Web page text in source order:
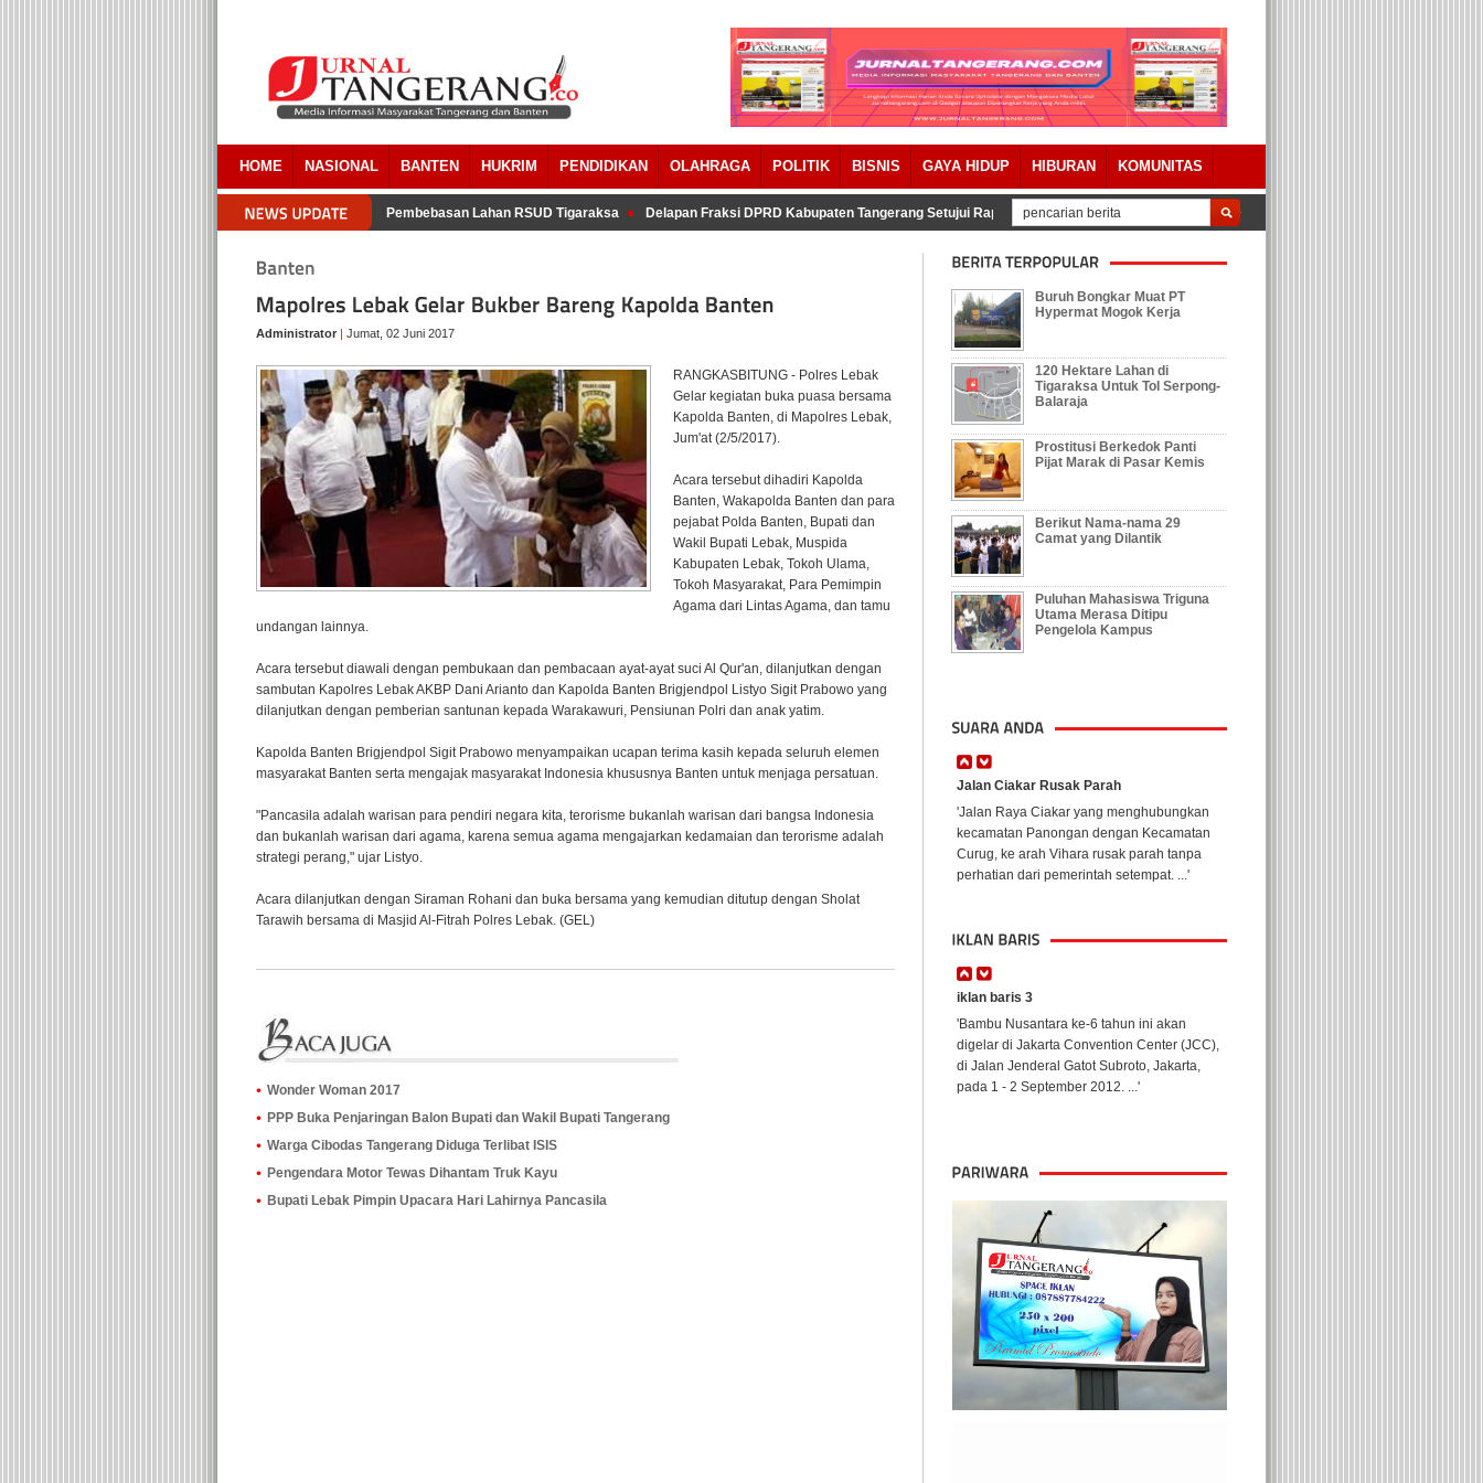
HOME NASIONAL BANTEN HUKRIM PENDIDIKAN OLAHRAGA POLITIK BISNIS GAYA HIDUP HIBURAN KOMUNITAS
Pengacara Pemkab Tangerang Akui Ada Overlapping Pada Pembebasan Lahan RSUD Tigaraksa Delapan Fraksi DPRD Kabupaten Tangerang Setujui Raperda Pertanggungjawaban APBD 2023 Dengan Catatan
Administrator | Jumat, 02 Juni 2017
RANGKASBITUNG - Polres Lebak
Gelar kegiatan buka puasa bersama
Kapolda Banten, di Mapolres Lebak,
Jum'at (2/5/2017).
Acara tersebut dihadiri Kapolda
Banten, Wakapolda Banten dan para
pejabat Polda Banten, Bupati dan
Wakil Bupati Lebak, Muspida
Kabupaten Lebak, Tokoh Ulama,
Tokoh Masyarakat, Para Pemimpin
Agama dari Lintas Agama, dan tamu
undangan lainnya.
Acara tersebut diawali dengan pembukaan dan pembacaan ayat-ayat suci Al Qur'an, dilanjutkan dengan
sambutan Kapolres Lebak AKBP Dani Arianto dan Kapolda Banten Brigjendpol Listyo Sigit Prabowo yang
dilanjutkan dengan pemberian santunan kepada Warakawuri, Pensiunan Polri dan anak yatim.
Kapolda Banten Brigjendpol Sigit Prabowo menyampaikan ucapan terima kasih kepada seluruh elemen
masyarakat Banten serta mengajak masyarakat Indonesia khususnya Banten untuk menjaga persatuan.
"Pancasila adalah warisan para pendiri negara kita, terorisme bukanlah warisan dari bangsa Indonesia
dan bukanlah warisan dari agama, karena semua agama mengajarkan kedamaian dan terorisme adalah
strategi perang," ujar Listyo.
Acara dilanjutkan dengan Siraman Rohani dan buka bersama yang kemudian ditutup dengan Sholat
Tarawih bersama di Masjid Al-Fitrah Polres Lebak. (GEL)
Wonder Woman 2017
PPP Buka Penjaringan Balon Bupati dan Wakil Bupati Tangerang
Warga Cibodas Tangerang Diduga Terlibat ISIS
Pengendara Motor Tewas Dihantam Truk Kayu
Bupati Lebak Pimpin Upacara Hari Lahirnya Pancasila
Buruh Bongkar Muat PT
Hypermat Mogok Kerja
120 Hektare Lahan di
Tigaraksa Untuk Tol Serpong-
Balaraja
Prostitusi Berkedok Panti
Pijat Marak di Pasar Kemis
Berikut Nama-nama 29
Camat yang Dilantik
Puluhan Mahasiswa Triguna
Utama Merasa Ditipu
Pengelola Kampus
Jalan Ciakar Rusak Parah
'Jalan Raya Ciakar yang menghubungkan
kecamatan Panongan dengan Kecamatan
Curug, ke arah Vihara rusak parah tanpa
perhatian dari pemerintah setempat. ...'
iklan baris 3
'Bambu Nusantara ke-6 tahun ini akan
digelar di Jakarta Convention Center (JCC),
di Jalan Jenderal Gatot Subroto, Jakarta,
pada 1 - 2 September 2012. ...'